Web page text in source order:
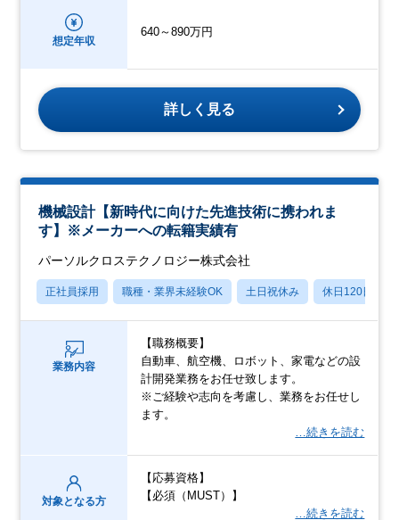
想定年収
640～890万円
詳しく見る
機械設計【新時代に向けた先進技術に携われま
す】※メーカーへの転籍実績有
パーソルクロステクノロジー株式会社
正社員採用 職種・業界未経験OK 土日祝休み 休日120日以上
業務内容
【職務概要】
自動車、航空機、ロボット、家電などの設
計開発業務をお任せ致します。
※ご経験や志向を考慮し、業務をお任せし
ます。
…続きを読む
対象となる方
【応募資格】
【必須（MUST）】
…続きを読む